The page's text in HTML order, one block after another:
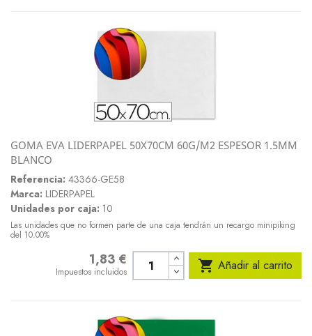
GOMA EVA LIDERPAPEL 50X70CM 60G/M2 ESPESOR 1.5MM
BLANCO
Referencia: 43366-GE58
Marca: LIDERPAPEL
Unidades por caja: 10
Las unidades que no formen parte de una caja tendrán un recargo minipiking
del 10.00%
1,83 €
Impuestos incluidos  Añadir al carrito